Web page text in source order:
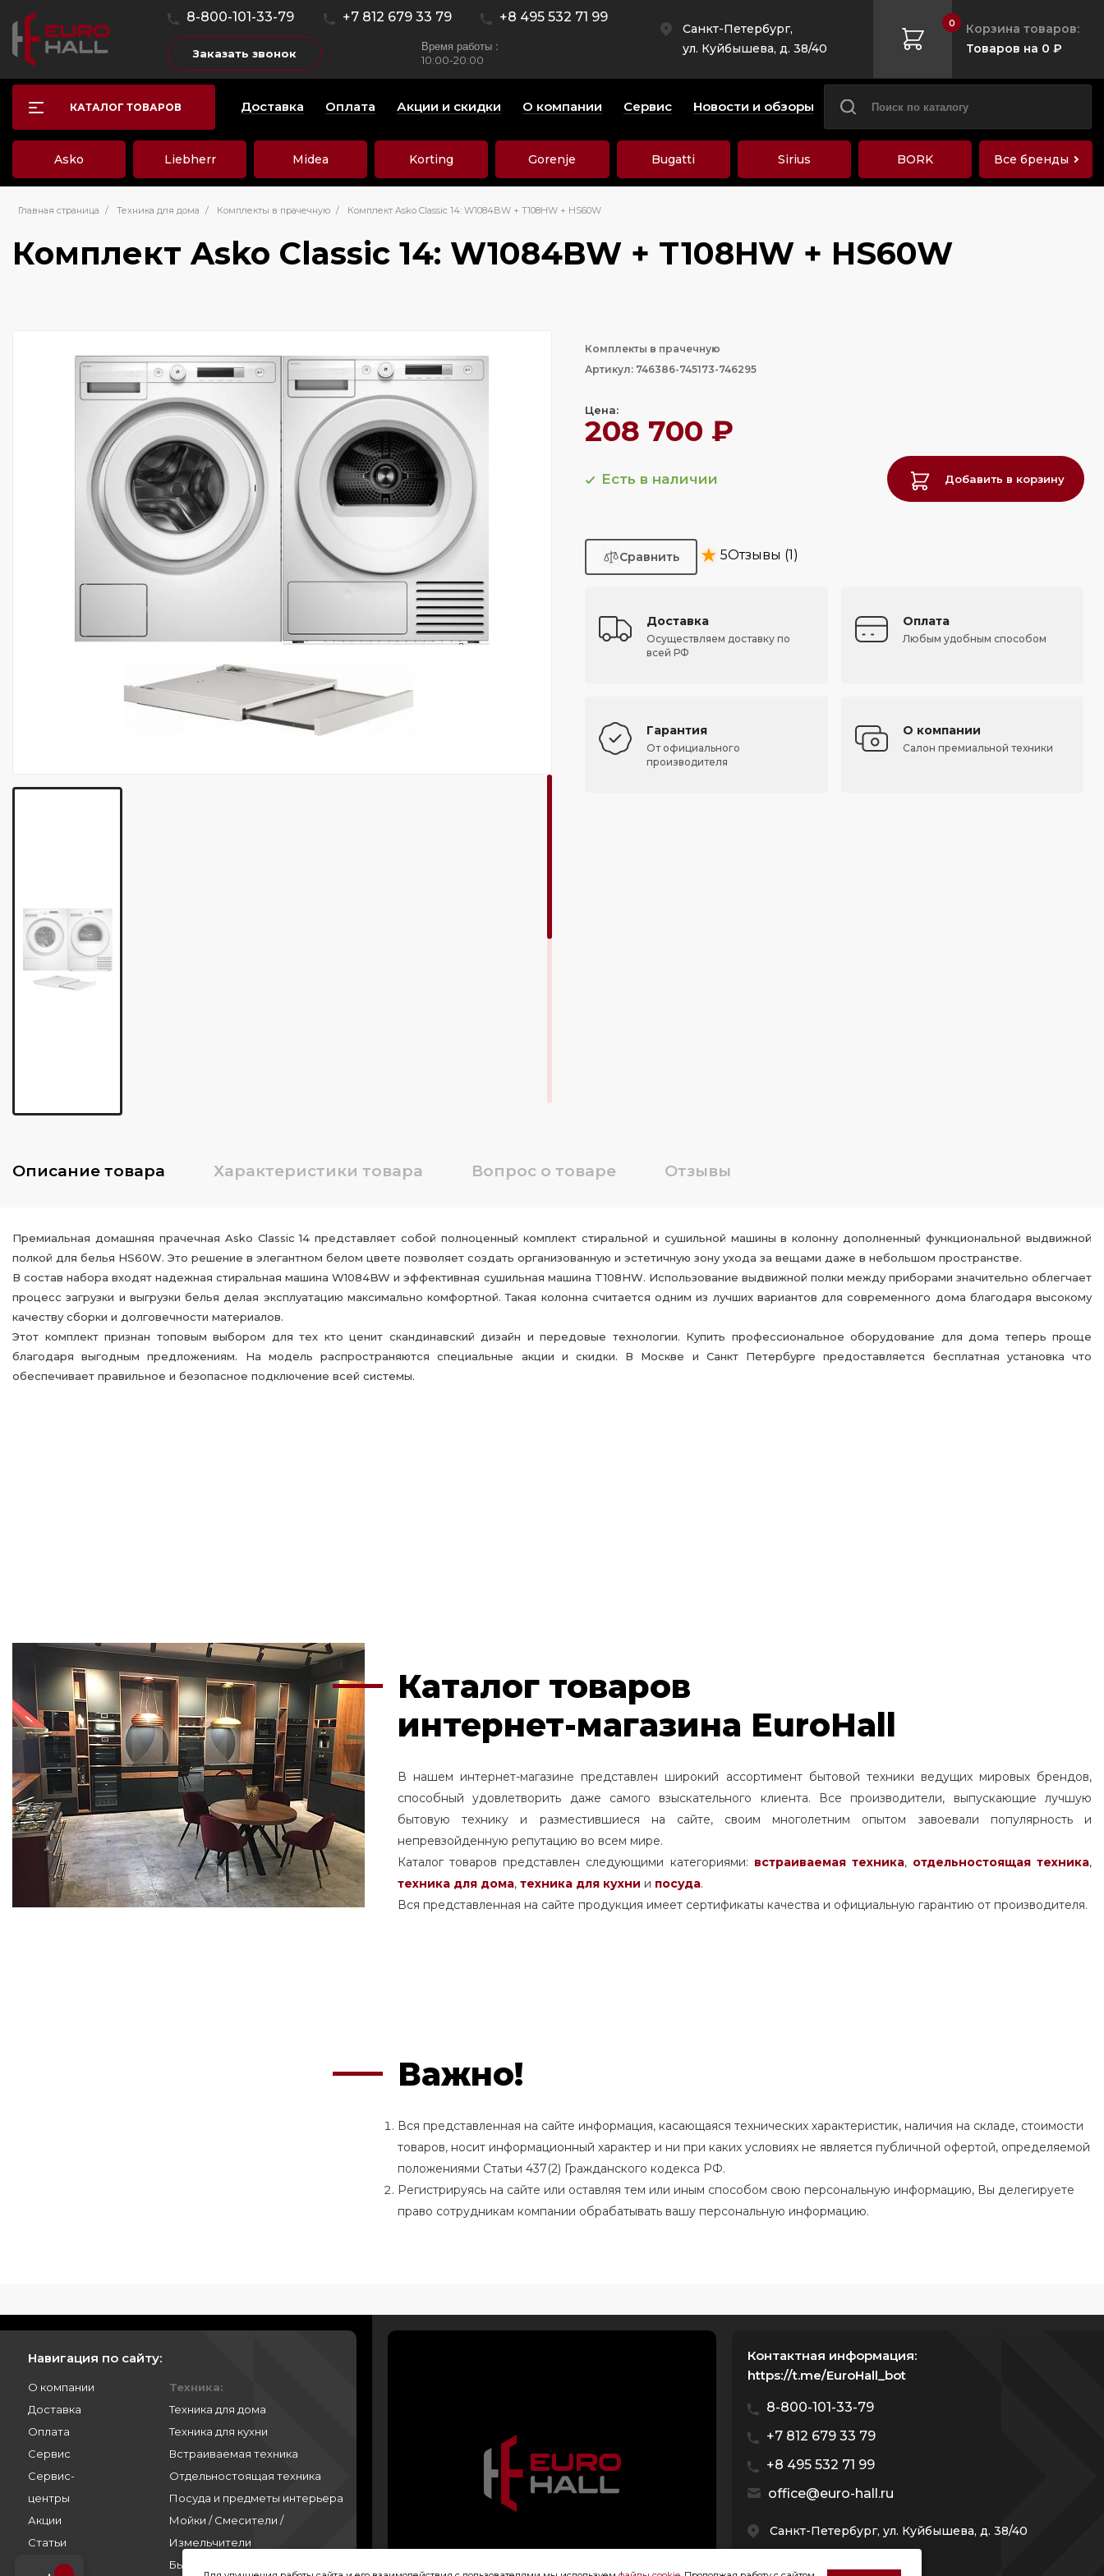
8-800-101-33-79 +7 812 679 33 79 +8 495 532 71 99
Заказать звонок Время работы :
10:00-20:00
Санкт-Петербург,
ул. Куйбышева, д. 38/40
0
Корзина товаров:
Товаров на 0 ₽
КАТАЛОГ ТОВАРОВ Доставка Оплата Акции и скидки О компании Сервис Новости и обзоры
Asko Liebherr Midea Korting Gorenje Bugatti Sirius BORK Все бренды
Главная страница / Техника для дома / Комплекты в прачечную / Комплект Asko Classic 14: W1084BW + T108HW + HS60W
Комплект Asko Classic 14: W1084BW + T108HW + HS60W
Комплекты в прачечную
Артикул: 746386-745173-746295
Цена:
208 700 ₽
Есть в наличии Добавить в корзину
★ 5Отзывы (1)
Доставка
Осуществляем доставку по
всей РФ
Оплата
Любым удобным способом
Гарантия
От официального
производителя
О компании
Салон премиальной техники
Описание товара Характеристики товара Вопрос о товаре Отзывы
Премиальная домашняя прачечная Asko Classic 14 представляет собой полноценный комплект стиральной и сушильной машины в колонну дополненный функциональной выдвижной
полкой для белья HS60W. Это решение в элегантном белом цвете позволяет создать организованную и эстетичную зону ухода за вещами даже в небольшом пространстве.
В состав набора входят надежная стиральная машина W1084BW и эффективная сушильная машина T108HW. Использование выдвижной полки между приборами значительно облегчает
процесс загрузки и выгрузки белья делая эксплуатацию максимально комфортной. Такая колонна считается одним из лучших вариантов для современного дома благодаря высокому
качеству сборки и долговечности материалов.
Этот комплект признан топовым выбором для тех кто ценит скандинавский дизайн и передовые технологии. Купить профессиональное оборудование для дома теперь проще
благодаря выгодным предложениям. На модель распространяются специальные акции и скидки. В Москве и Санкт Петербурге предоставляется бесплатная установка что
обеспечивает правильное и безопасное подключение всей системы.
Каталог товаров
интернет-магазина EuroHall
В нашем интернет-магазине представлен широкий ассортимент бытовой техники ведущих мировых брендов,
способный удовлетворить даже самого взыскательного клиента. Все производители, выпускающие лучшую
бытовую технику и разместившиеся на сайте, своим многолетним опытом завоевали популярность и
непревзойденную репутацию во всем мире.
Каталог товаров представлен следующими категориями: встраиваемая техника, отдельностоящаятехника,
техника для дома, техника для кухни и посуда.
Вся представленная на сайте продукция имеет сертификаты качества и официальную гарантию от производителя.
Важно!
Вся представленная на сайте информация, касающаяся технических характеристик, наличия на складе, стоимости
товаров, носит информационный характер и ни при каких условиях не является публичной офертой, определяемой
положениями Статьи 437(2) Гражданского кодекса РФ.
Регистрируясь на сайте или оставляя тем или иным способом свою персональную информацию, Вы делегируете
право сотрудникам компании обрабатывать вашу персональную информацию.
Навигация по сайту:
О компании
Доставка
Оплата
Сервис
Сервис-
центры
Акции
Статьи
Контакты
Техника:
Техника для дома
Техника для кухни
Встраиваемая техника
Отдельностоящая техника
Посуда и предметы интерьера
Мойки / Смесители /
Измельчители
Бытовая химия
Контактная информация:
https://t.me/EuroHall_bot
8-800-101-33-79
+7 812 679 33 79
+8 495 532 71 99
office@euro-hall.ru
Санкт-Петербург, ул. Куйбышева, д. 38/40